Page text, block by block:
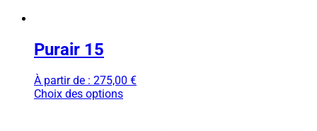
Purair 15
À partir de : 275,00 €
Choix des options